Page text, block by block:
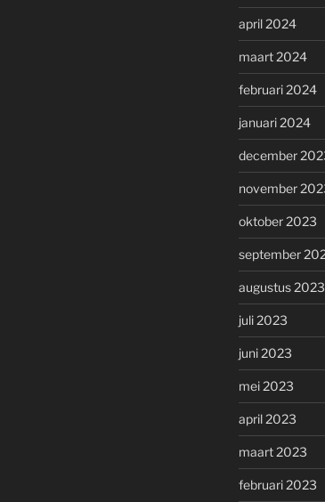
april 2024
maart 2024
februari 2024
januari 2024
december
november
oktober 2023
september
augustus 2023
juli 2023
juni 2023
mei 2023
april 2023
maart 2023
februari 2023